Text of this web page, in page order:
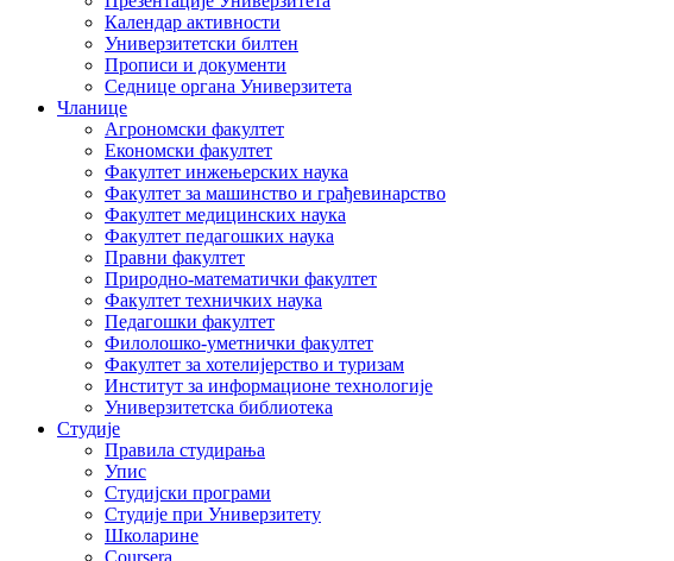
Календар активности
Универзитетски билтен
Прописи и документи
Седнице органа Универзитета
Чланице
Агрономски факултет
Економски факултет
Факултет инжењерских наука
Факултет за машинство и грађевинарство
Факултет медицинских наука
Факултет педагошких наука
Правни факултет
Природно-математички факултет
Факултет техничких наука
Педагошки факултет
Филолошко-уметнички факултет
Факултет за хотелијерство и туризам
Институт за информационе технологије
Универзитетска библиотека
Студије
Правила студирања
Упис
Студијски програми
Студије при Универзитету
Школарине
Coursera